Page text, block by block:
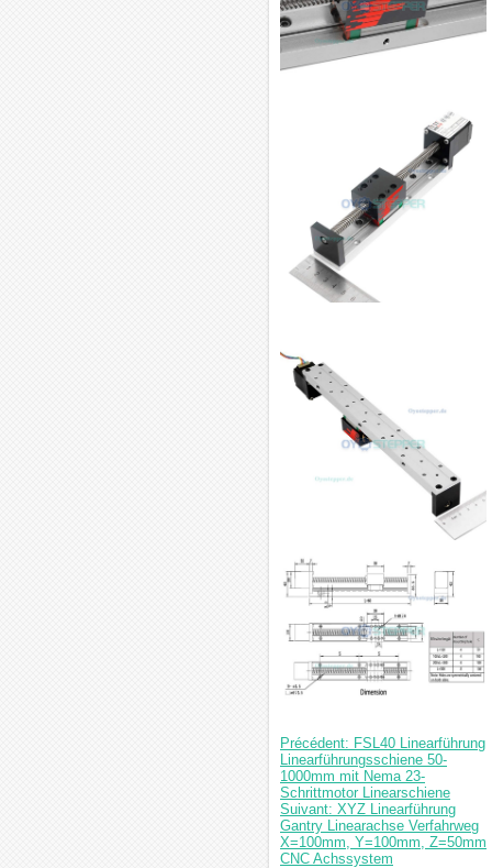
Précédent: FSL40 Linearführung
Linearführungsschiene 50-
1000mm mit Nema 23-
Schrittmotor Linearschiene
Suivant: XYZ Linearführung
Gantry Linearachse Verfahrweg
X=100mm, Y=100mm, Z=50mm
CNC Achssystem